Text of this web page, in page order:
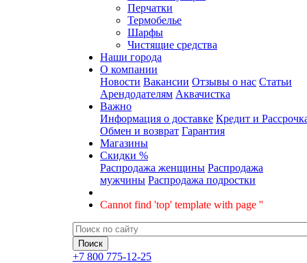
Перчатки
Термобелье
Шарфы
Чистящие средства
Наши города
О компании
Новости Вакансии Отзывы о нас Статьи
Арендодателям Аквачистка
Важно
Информация о доставке Кредит и
Обмен и возврат Гарантия
Магазины
Скидки %
Распродажа женщины Распродажа
мужчины Распродажа подростки
Cannot find 'top' template with page ''
+7 800 775-12-25